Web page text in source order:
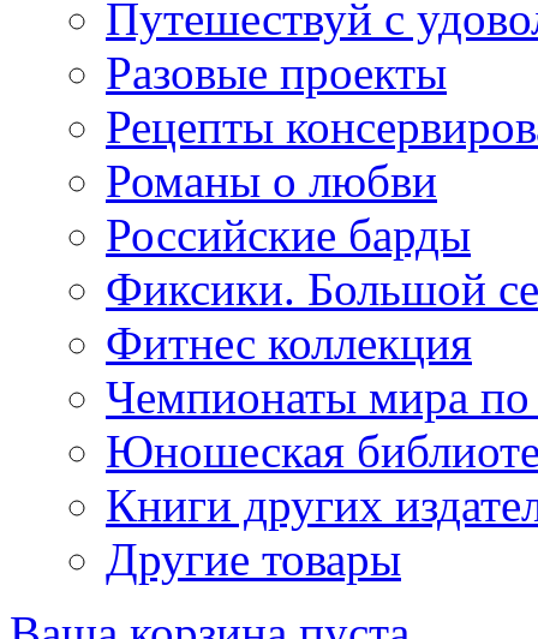
Путешествуй с
Разовые проекты
Рецепты
Романы о любви
Российские барды
Фиксики. Большой
Фитнес коллекция
Чемпионаты мира по
Юношеская
Книги других
Другие товары